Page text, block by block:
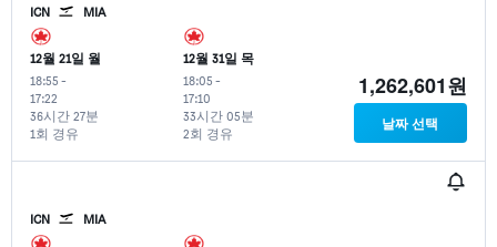
ICN MIA
12월 21일 월
18:55 -
17:22
1회 경유
36시간 27분
12월 31일 목
18:05 -
17:10
2회 경유
33시간 05분
1,262,601원
날짜 선택
ICN MIA